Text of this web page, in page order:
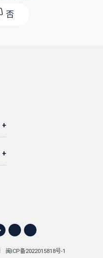
否
闽ICP备2022015818号-1